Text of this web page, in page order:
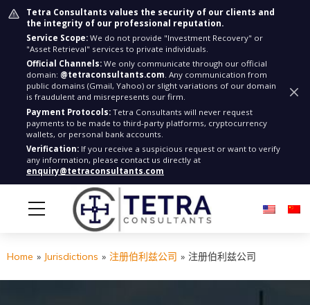
Tetra Consultants values the security of our clients and
the integrity of our professional reputation.
Service Scope: We do not provide "Investment Recovery" or
"Asset Retrieval" services to private individuals.
Official Channels: We only communicate through our official
domain: @tetraconsultants.com. Any communication from
public domains (Gmail, Yahoo) or slight variations of our domain
is fraudulent and misrepresents our firm.
Payment Protocols: Tetra Consultants will never request
payments to be made to third-party platforms, cryptocurrency
wallets, or personal bank accounts.
Verification: If you receive a suspicious request or want to verify
any information, please contact us directly at
enquiry@tetraconsultants.com
Home » Jurisdictions » 注册伯利兹公司 » 注册伯利兹公司